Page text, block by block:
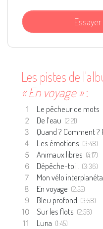
Les pistes de
« En voyage »:
Le pêcheur de mots
De l’eau (2:21)
Quand ? Comment ?
Les émotions (3:48)
Animaux libres (4:17)
Dépêche-toi ! (3:36)
Mon vélo
En voyage (2:55)
Bleu profond (3:58)
Sur les flots (2:56)
Luna (1:45)